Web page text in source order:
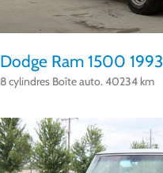
Dodge Ram 1500 1993
8 cylindres Boîte auto. 40234 km